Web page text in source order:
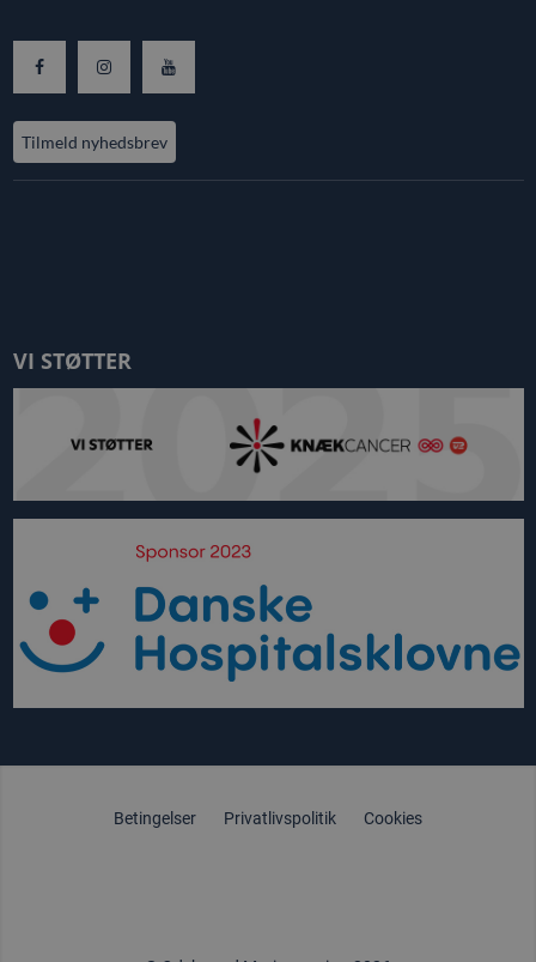
Tilmeld nyhedsbrev
VI STØTTER
Betingelser Privatlivspolitik Cookies